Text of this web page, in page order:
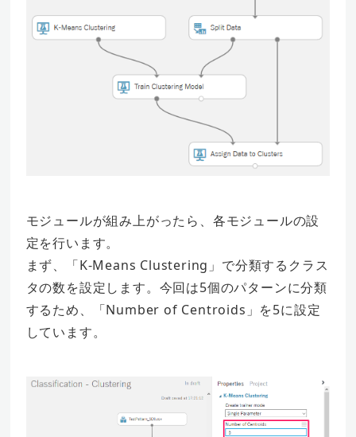
モジュールが組み上がったら、各モジュールの設
定を行います。
まず、「K-Means Clustering」で分類するクラス
タの数を設定します。今回は5個のパターンに分類
するため、「Number of Centroids」を5に設定
しています。